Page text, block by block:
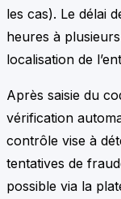
les cas). Le délai
heures à
localisation de
Après saisie du
vérification
contrôle vise à
tentatives de
possible via la